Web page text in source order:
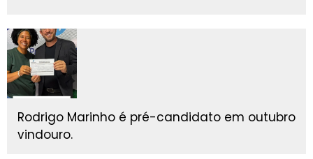
Rodrigo Marinho é pré-candidato em outubro
vindouro.